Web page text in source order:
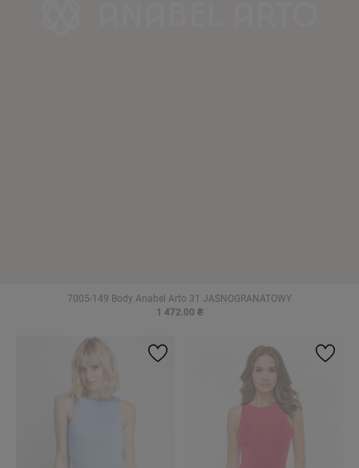
7005-149 Body Anabel Arto 31 JASNOGRANATOWY
1 472.00 ₴